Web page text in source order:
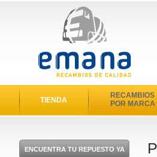
TIENDA
RECAMBIOS
POR MARCA
ENCUENTRA TU REPUESTO YA